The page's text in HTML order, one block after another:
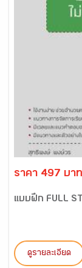
ราคา 497 บาท
แบบฝึก FULL
ดูรายละเอียด